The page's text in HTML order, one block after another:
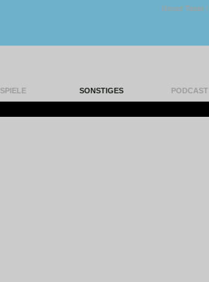
Unser Team |
SPIELE SONSTIGES PODCAST